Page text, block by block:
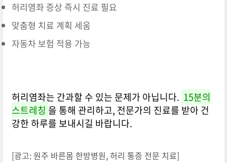
허리염좌 증상 즉시 진료 필요
맞춤형 치료 계획 세움
자동차 보험 적용 가능
허리염좌는 간과할 수 있는 문제가 아닙니다. 15분의
스트레칭 을 통해 관리하고, 전문가의 진료를 받아 건
강한 하루를 보내시길 바랍니다.
[광고: 원주 바른몸 한방병원, 허리 통증 전문 치료]